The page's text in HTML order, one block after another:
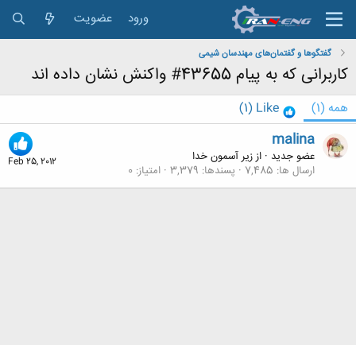
ورود عضویت
گفتگوها و گفتمان‌های مهندسان شیمی
کاربرانی که به پیام 43655# واکنش نشان داده اند
همه (1)
Like
(1)
Feb 25, 2012
malina
عضو جدید · اززیر آسمون خدا
ارسال ها 7,485 پسندها 3,379 امتیاز 0